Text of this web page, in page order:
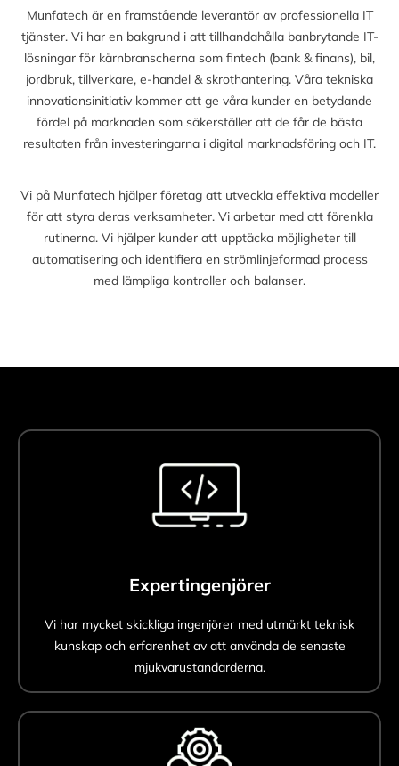
Munfatech är en framstående leverantör av professionella IT
tjänster. Vi har en bakgrund i att tillhandahålla banbrytande IT-
lösningar för kärnbranscherna som fintech (bank & finans), bil,
jordbruk, tillverkare, e-handel & skrothantering. Våra tekniska
innovationsinitiativ kommer att ge våra kunder en betydande
fördel på marknaden som säkerställer att de får de bästa
resultaten från investeringarna i digital marknadsföring och IT.
Vi på Munfatech hjälper företag att utveckla effektiva modeller
för att styra deras verksamheter. Vi arbetar med att förenkla
rutinerna. Vi hjälper kunder att upptäcka möjligheter till
automatisering och identifiera en strömlinjeformad process
med lämpliga kontroller och balanser.
Expertingenjörer
Vi har mycket skickliga ingenjörer med utmärkt teknisk
kunskap och erfarenhet av att använda de senaste
mjukvarustandarderna.